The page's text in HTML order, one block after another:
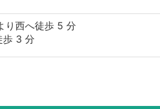
り西へ徒歩 5 分
歩 3 分